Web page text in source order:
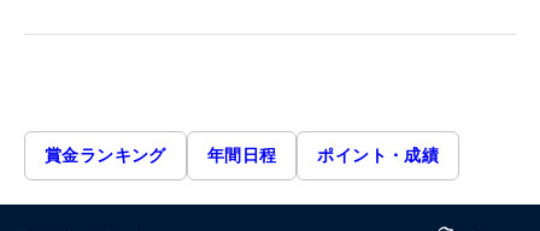
賞金ランキング 年間日程 ポイント・成績